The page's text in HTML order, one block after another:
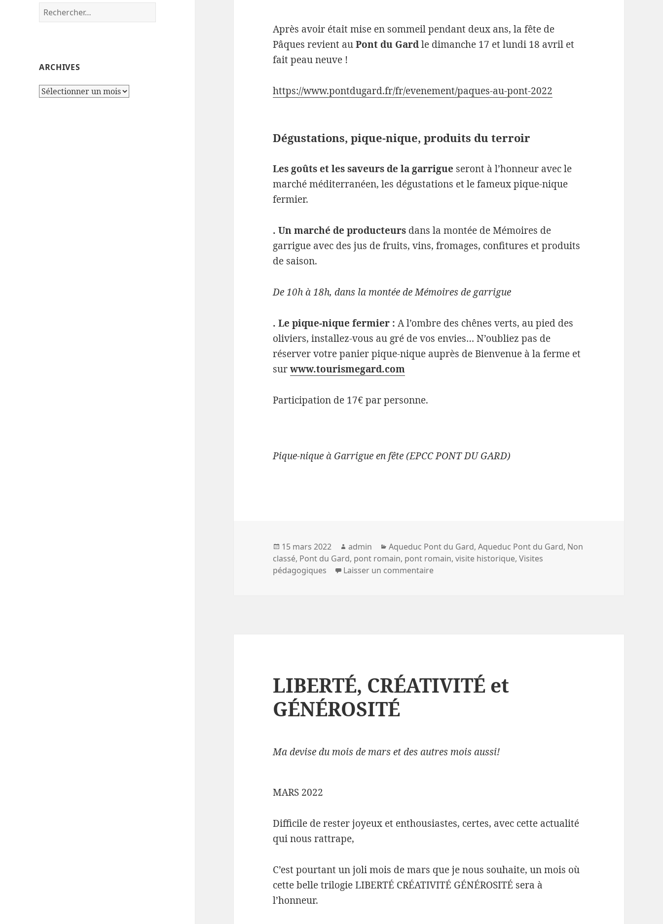
Rechercher :
ARCHIVES
Archives
Après avoir était mise en sommeil pendant deux ans, la fête de
Pâques revient auPont du Gardle dimanche 17 et lundi 18 avril et
fait peau neuve !
https://www.pontdugard.fr/fr/evenement/paques-au-pont-2022
Dégustations, pique-nique, produits du terroir
Les goûts et les saveurs de la garrigue seront à l’honneur avec le
marché méditerranéen, les dégustations et le fameux pique-nique
fermier.
. Un marché de producteurs dans la montée de Mémoires de
garrigue avec des jus de fruits, vins, fromages, confitures et produits
de saison.
De 10h à 18h, dans la montée de Mémoires de garrigue
. Le pique-nique fermier :A l’ombre des chênes verts, au pied des
oliviers, installez-vous au gré de vos envies… N’oubliez pas de
réserver votre panier pique-nique auprès de Bienvenue à la ferme et
surwww.tourismegard.com
Participation de 17€ par personne.
Pique-nique à Garrigue en fête (EPCC PONT DU GARD)
Publié
le
15 mars 2022 Auteur
admin Catégories
Aqueduc Pont du Gard,Aqueduc Pont du Gard, Non
classé, Pont du Gard, pont romain, pont romain,visite historique,Visites
pédagogiques
Laisser un commentairesur Pâques 2022 au Pont du Gard
LIBERTÉ, CRÉATIVITÉ et
GÉNÉROSITÉ
Ma devise du mois de mars et des autres mois aussi!
MARS 2022
Difficile de rester joyeux et enthousiastes, certes, avec cette actualité
qui nous rattrape,
C’est pourtant un joli mois de mars que je nous souhaite, un mois où
cette belle trilogie LIBERTÉ CRÉATIVITÉ GÉNÉROSITÉ sera à
l’honneur.